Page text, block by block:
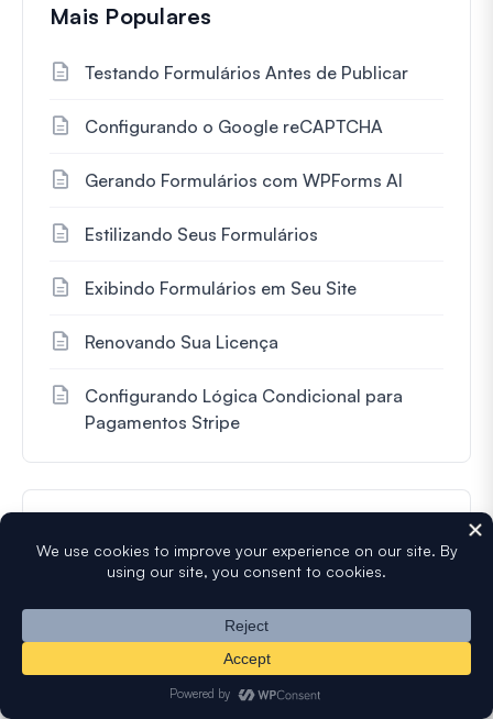
Mais Populares
Testando Formulários Antes de Publicar
Configurando o Google reCAPTCHA
Gerando Formulários com WPForms AI
Estilizando Seus Formulários
Exibindo Formulários em Seu Site
Renovando Sua Licença
Configurando Lógica Condicional para
Pagamentos Stripe
diretamente na sua caixa de